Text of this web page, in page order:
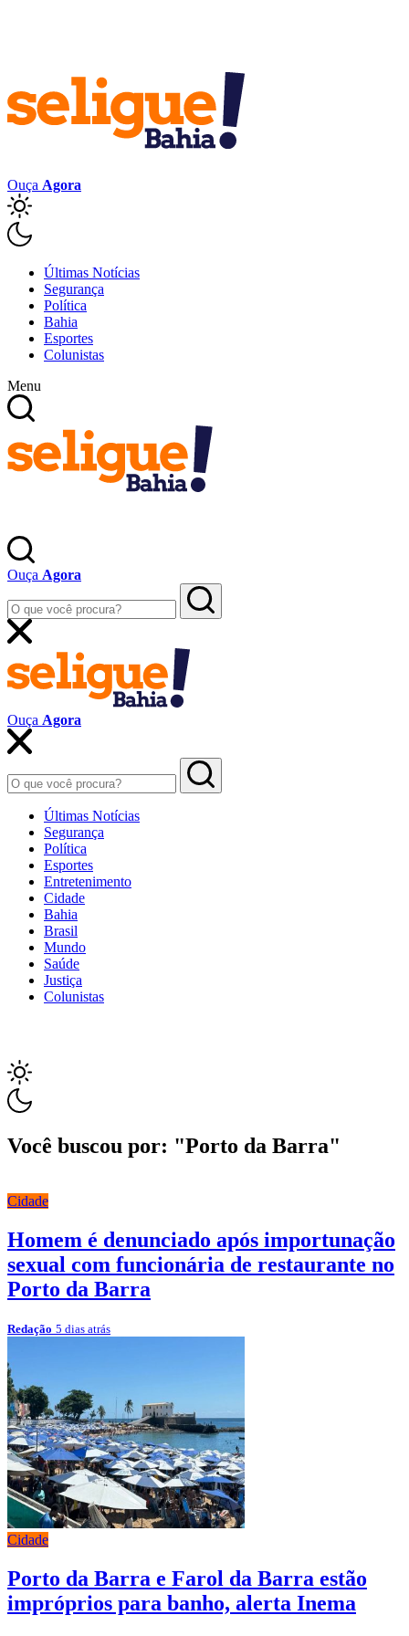
Ouça Agora
Últimas Notícias
Segurança
Política
Bahia
Esportes
Colunistas
Menu
Ouça Agora
Ouça Agora
Últimas Notícias
Segurança
Política
Esportes
Entretenimento
Cidade
Bahia
Brasil
Mundo
Saúde
Justiça
Colunistas
Você buscou por: "Porto da Barra"
Cidade
Homem é denunciado após importunação
sexual com funcionária de restaurante no
Porto da Barra
Redação 5 dias atrás
Cidade
Porto da Barra e Farol da Barra estão
impróprios para banho, alerta Inema